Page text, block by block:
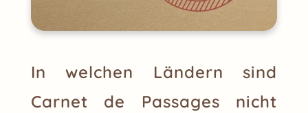
In welchen Ländern sind
Carnet de Passages nicht